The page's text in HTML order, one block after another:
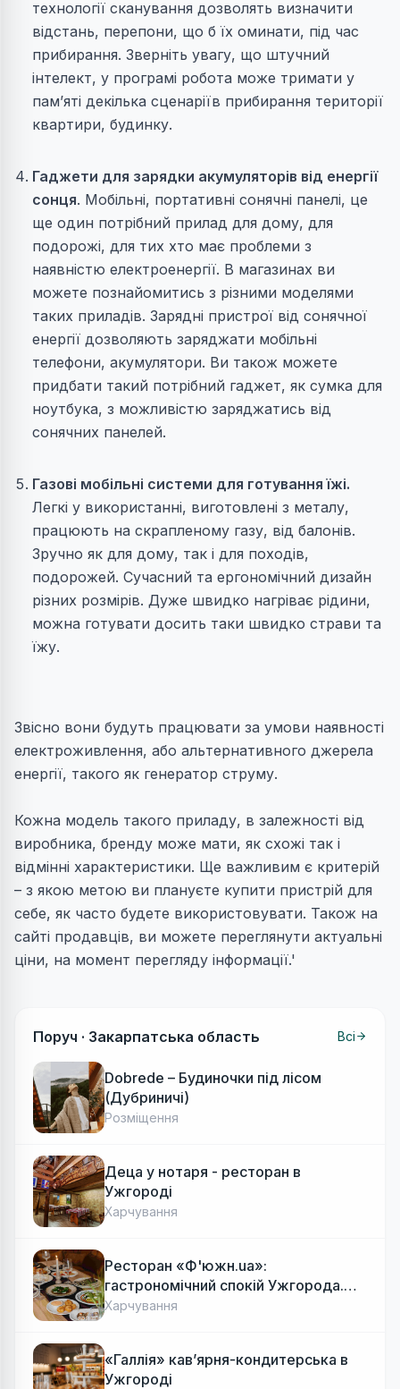
технології сканування дозволять визначити
відстань, перепони, що б їх оминати, під час
прибирання. Зверніть увагу, що штучний
інтелект, у програмі робота може тримати у
пам’яті декілька сценаріїв прибирання території
квартири, будинку.
Гаджети для зарядки акумуляторів від енергії
сонця. Мобільні, портативні сонячні панелі, це
ще один потрібний прилад для дому, для
подорожі, для тих хто має проблеми з
наявністю електроенергії. В магазинах ви
можете познайомитись з різними моделями
таких приладів. Зарядні пристрої від сонячної
енергії дозволяють заряджати мобільні
телефони, акумулятори. Ви також можете
придбати такий потрібний гаджет, як сумка для
ноутбука, з можливістю заряджатись від
сонячних панелей.
Газові мобільні системи для готування їжі.
Легкі у використанні, виготовлені з металу,
працюють на скрапленому газу, від балонів.
Зручно як для дому, так і для походів,
подорожей. Сучасний та ергономічний дизайн
різних розмірів. Дуже швидко нагріває рідини,
можна готувати досить таки швидко страви та
їжу.
Звісно вони будуть працювати за умови наявності
електроживлення, або альтернативного джерела
енергії, такого як генератор струму.
Кожна модель такого приладу, в залежності від
виробника, бренду може мати, як схожі так і
відмінні характеристики. Ще важливим є критерій
– з якою метою ви плануєте купити пристрій для
себе, як часто будете використовувати. Також на
сайті продавців, ви можете переглянути актуальні
ціни, на момент перегляду інформації.'
Поруч · Закарпатська область Всі
Dobrede – Будиночки під лісом
(Дубриничі)
Розміщення
Деца у нотаря - ресторан в
Ужгороді
Харчування
Ресторан «Ф'южн.ua»:
гастрономічний спокій Ужгорода.
Авторська локальна кухня, затишок
Харчування
«Галлія» кав’ярня-кондитерська в
Ужгороді